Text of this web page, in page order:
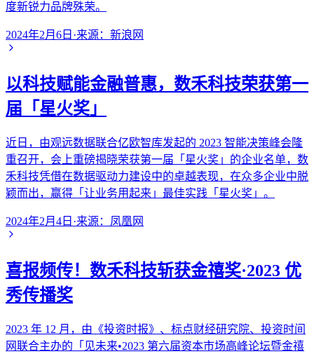
度新锐力品牌殊荣。
2024年2月6日 ·来源： 新浪网
以科技赋能金融普惠，数禾科技荣获第一
届「星火奖」
近日，由观远数据联合亿欧智库发起的 2023 智能决策峰会隆
重召开，会上重磅揭晓荣获第一届「星火奖」的企业名单，数
禾科技凭借在数据驱动力建设中的卓越表现，在众多企业中脱
颖而出，赢得「让业务用起来」最佳实践「星火奖」。
2024年2月4日 ·来源： 凤凰网
喜报频传！数禾科技斩获金禧奖·2023 优
秀传播奖
2023 年 12 月，由《投资时报》、标点财经研究院、投资时间
网联合主办的「见未来•2023 第六届资本市场高峰论坛暨金禧